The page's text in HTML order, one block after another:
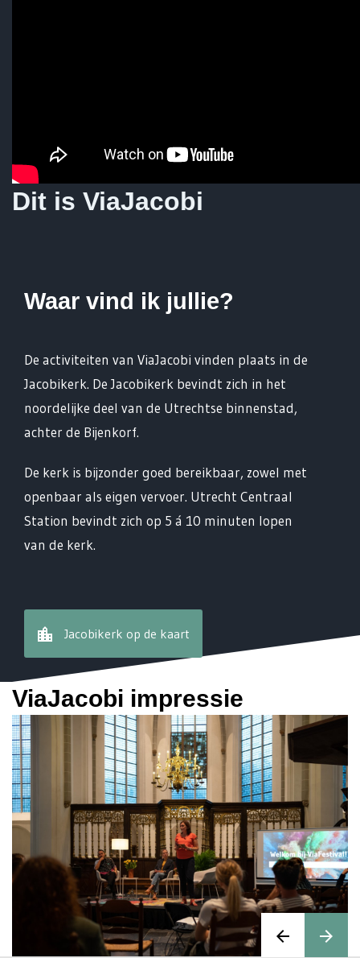
Dit is ViaJacobi
Waar vind ik jullie?
De activiteiten van ViaJacobi vinden plaats in de
Jacobikerk. De Jacobikerk bevindt zich in het
noordelijke deel van de Utrechtse binnenstad,
achter de Bijenkorf.
De kerk is bijzonder goed bereikbaar, zowel met
openbaar als eigen vervoer. Utrecht Centraal
Station bevindt zich op 5 á 10 minuten lopen
van de kerk.
location_city Jacobikerk op de kaart
ViaJacobi impressie
arrow_back arrow_forward